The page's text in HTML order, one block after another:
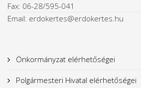
Fax: 06-28/595-041
Email: erdokertes@erdokertes.hu
Önkormányzat elérhetőségei
Polgármesteri Hivatal elérhetőségei